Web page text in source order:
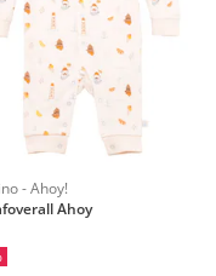
- Ahoy!
Ahoy